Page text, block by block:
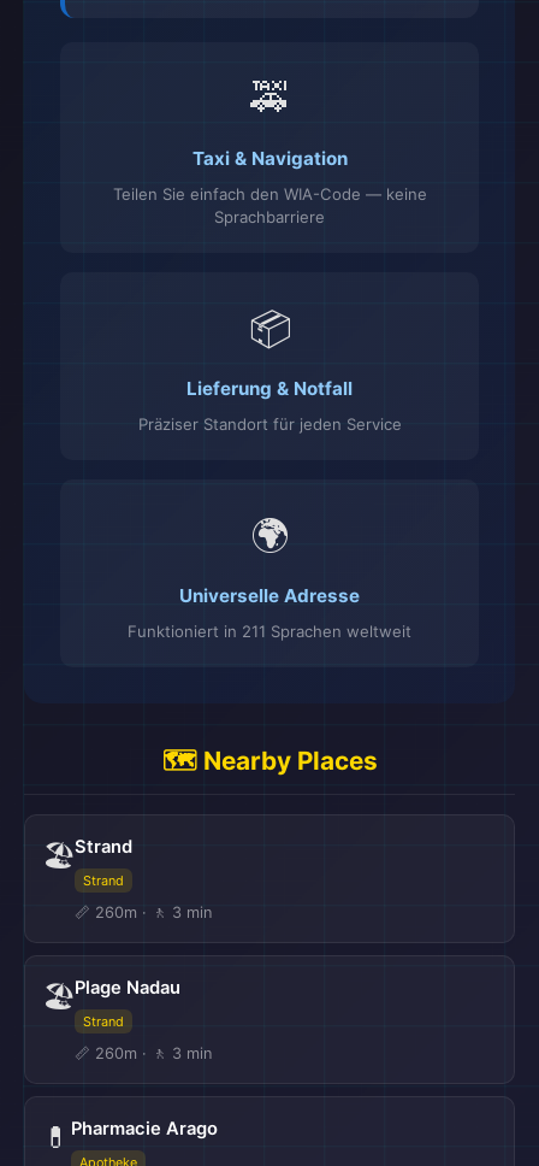
🚕
Taxi & Navigation
Teilen Sie einfach den WIA-Code — keine
Sprachbarriere
📦
Lieferung & Notfall
Präziser Standort für jeden Service
🌍
Universelle Adresse
Funktioniert in 211 Sprachen weltweit
🗺️ Nearby Places
🏖️Strand
Strand
📏 260m · 🚶 3 min
🏖️Plage Nadau
Strand
📏 260m · 🚶 3 min
💊 Pharmacie Arago
Apotheke